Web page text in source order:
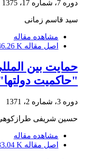
دوره 7، شماره 17، 1375
سید قاسم‌ زمانی‌
مشاهده مقاله
اصل مقاله K
حمایت بین
"حاکمیت
دوره 3، شماره 2، 1371
حسین شریفی
مشاهده مقاله
اصل مقاله K